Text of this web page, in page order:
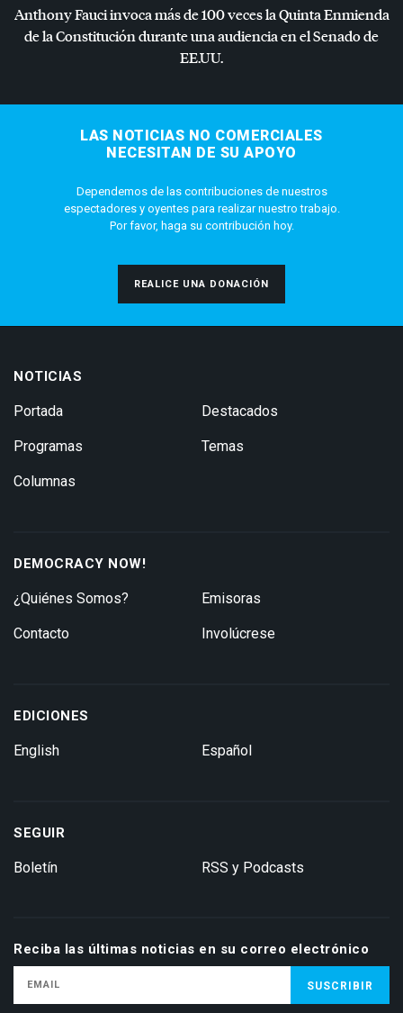
Anthony Fauci invoca más de 100 veces la Quinta Enmienda
de la Constitución durante una audiencia en el Senado de
EE.UU.
LAS NOTICIAS NO COMERCIALES
NECESITAN DE SU APOYO
Dependemos de las contribuciones de nuestros
espectadores y oyentes para realizar nuestro trabajo.
Por favor, haga su contribución hoy.
REALICE UNA DONACIÓN
NOTICIAS
Portada
Programas
Columnas
Destacados
Temas
DEMOCRACY NOW!
¿Quiénes Somos?
Contacto
Emisoras
Involúcrese
EDICIONES
English Español
SEGUIR
Boletín RSS y Podcasts
Reciba las últimas noticias en su correo electrónico